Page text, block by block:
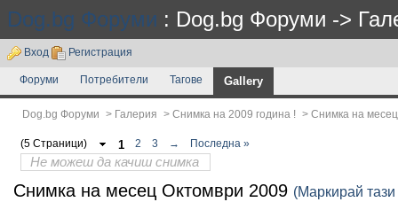
Dog.bg Форуми : Dog.bg Форуми ->
Вход Регистрация
Форуми Потребители Тагове Gallery
Dog.bg Форуми > Галерия > Снимка на 2009 година ! > Снимка на
(5 Страници) 1 2 3 → Последна »
Не можеш да качиш снимка
Снимка на месец Октомври 2009 (Маркирай тази